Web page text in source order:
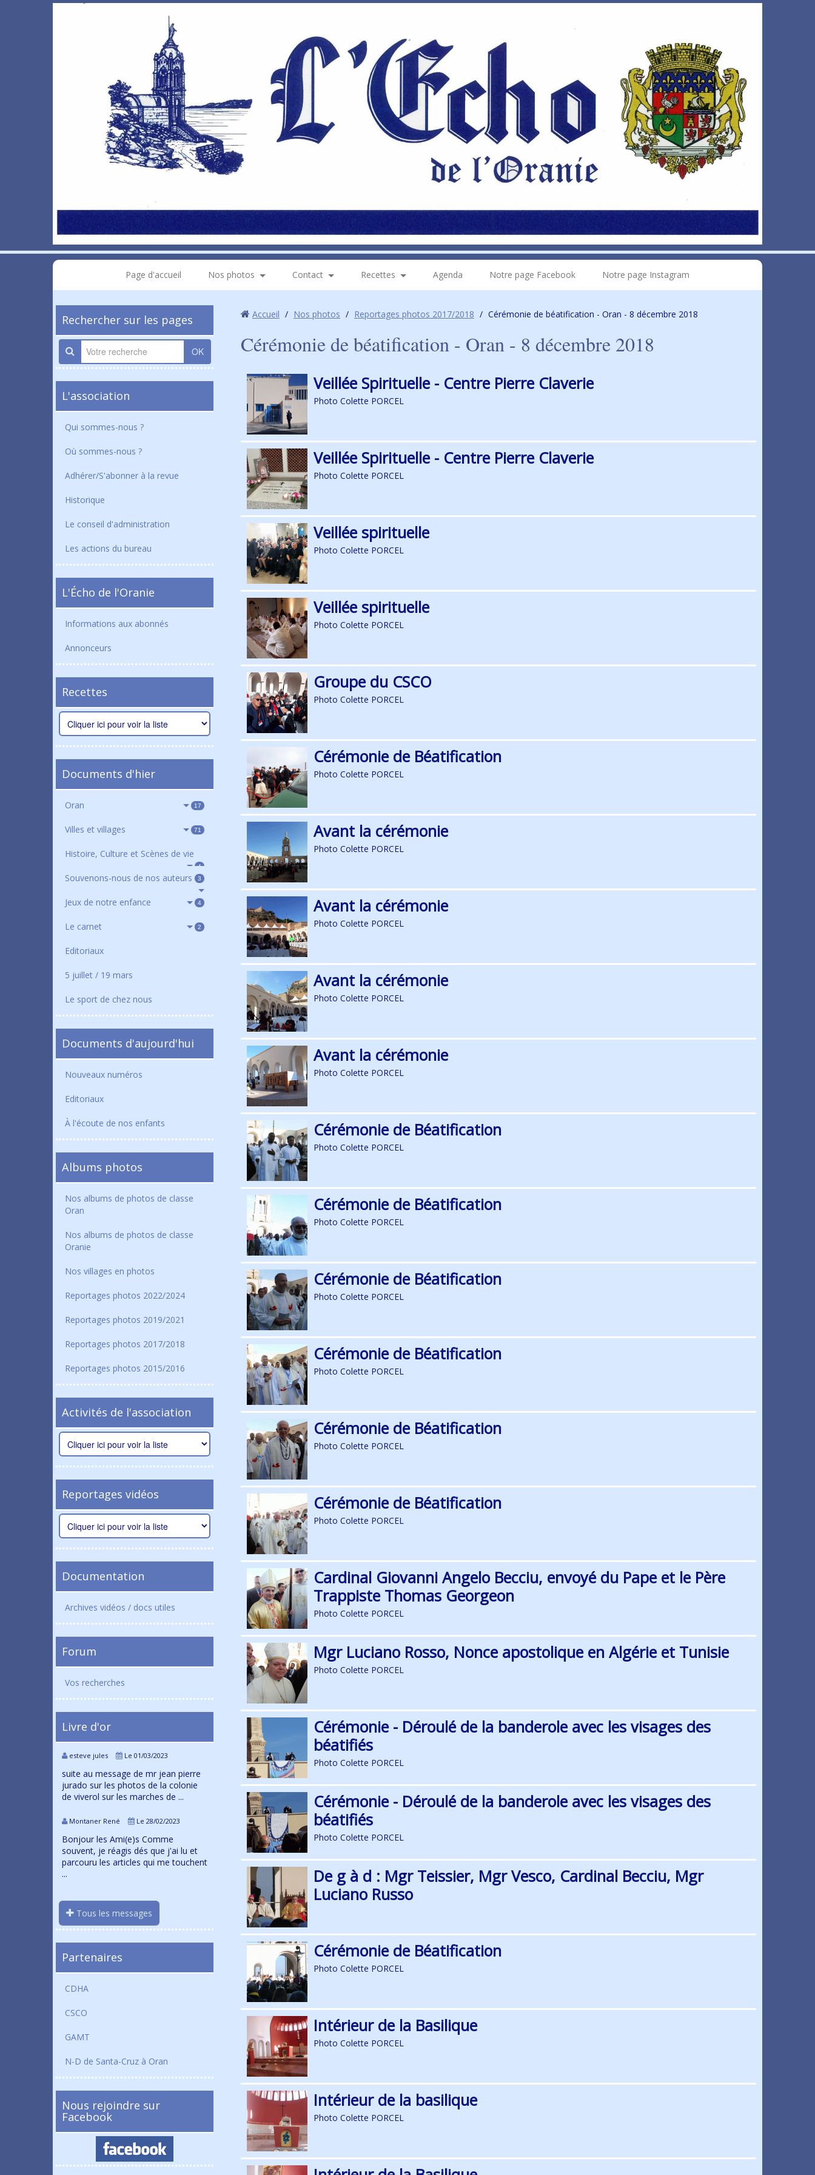
Page d'accueil Nos photos Contact Recettes Agenda Notre page Facebook Notre page Instagram
Rechercher sur les pages
OK
L'association
Qui sommes-nous ?
Où sommes-nous ?
Adhérer/S'abonner à la revue
Historique
Le conseil d'administration
Les actions du bureau
L'Écho de l'Oranie
Informations aux abonnés
Annonceurs
Recettes
Documents d'hier
Oran 17
Villes et villages 71
Histoire, Culture et Scènes de vie
4
Souvenons-nous de nos auteurs 3
Jeux de notre enfance 4
Le carnet 2
Editoriaux
5 juillet / 19 mars
Le sport de chez nous
Documents d'aujourd'hui
Nouveaux numéros
Editoriaux
À l'écoute de nos enfants
Albums photos
Nos albums de photos de classe
Oran
Nos albums de photos de classe
Oranie
Nos villages en photos
Reportages photos 2022/2024
Reportages photos 2019/2021
Reportages photos 2017/2018
Reportages photos 2015/2016
Activités de l'association
Reportages vidéos
Documentation
Archives vidéos / docs utiles
Forum
Vos recherches
Livre d'or
esteve jules Le 01/03/2023
suite au message de mr jean pierre
jurado sur les photos de la colonie
de viverol sur les marches de ...
Montaner René Le 28/02/2023
Bonjour les Ami(e)s Comme
souvent, je réagis dés que j'ai lu et
parcouru les articles qui me touchent
...
Tous les messages
Partenaires
CDHA
CSCO
GAMT
N-D de Santa-Cruz à Oran
Nous rejoindre sur
Facebook
Accueil / Nos photos / Reportages photos 2017/2018 / Cérémonie de béatification - Oran - 8 décembre 2018
Cérémonie de béatification - Oran - 8 décembre 2018
Veillée Spirituelle - Centre Pierre Claverie
Photo Colette PORCEL
Veillée Spirituelle - Centre Pierre Claverie
Photo Colette PORCEL
Veillée spirituelle
Photo Colette PORCEL
Veillée spirituelle
Photo Colette PORCEL
Groupe du CSCO
Photo Colette PORCEL
Cérémonie de Béatification
Photo Colette PORCEL
Avant la cérémonie
Photo Colette PORCEL
Avant la cérémonie
Photo Colette PORCEL
Avant la cérémonie
Photo Colette PORCEL
Avant la cérémonie
Photo Colette PORCEL
Cérémonie de Béatification
Photo Colette PORCEL
Cérémonie de Béatification
Photo Colette PORCEL
Cérémonie de Béatification
Photo Colette PORCEL
Cérémonie de Béatification
Photo Colette PORCEL
Cérémonie de Béatification
Photo Colette PORCEL
Cérémonie de Béatification
Photo Colette PORCEL
Cardinal Giovanni Angelo Becciu, envoyé du Pape et le Père
Trappiste Thomas Georgeon
Photo Colette PORCEL
Mgr Luciano Rosso, Nonce apostolique en Algérie et Tunisie
Photo Colette PORCEL
Cérémonie - Déroulé de la banderole avec les visages des
béatifiés
Photo Colette PORCEL
Cérémonie - Déroulé de la banderole avec les visages des
béatifiés
Photo Colette PORCEL
De g à d : Mgr Teissier, Mgr Vesco, Cardinal Becciu, Mgr
Luciano Russo
Cérémonie de Béatification
Photo Colette PORCEL
Intérieur de la Basilique
Photo Colette PORCEL
Intérieur de la basilique
Photo Colette PORCEL